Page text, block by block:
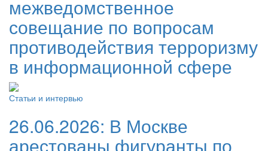
межведомственное
совещание по вопросам
противодействия терроризму
в информационной сфере
Статьи и интервью
26.06.2026: В Москве
арестованы фигуранты по